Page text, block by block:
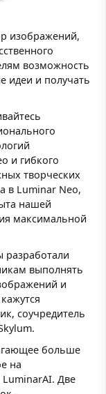
изображений,
возможность
идеи и получать
и гибкого
творческих
в Luminar Neo,
нашей
максимальной
разработали
выполнять
и
соучредитель
больше
на
Две